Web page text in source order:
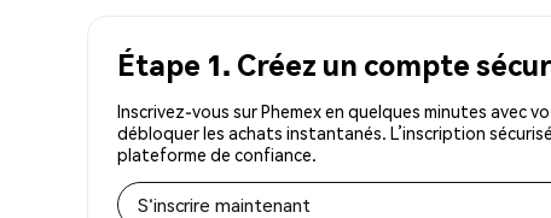
Étape 1. Créez un compte
Inscrivez-vous sur Phemex en quelques minutes avec
débloquer les achats instantanés. L’inscription
plateforme de confiance.
S'inscrire maintenant